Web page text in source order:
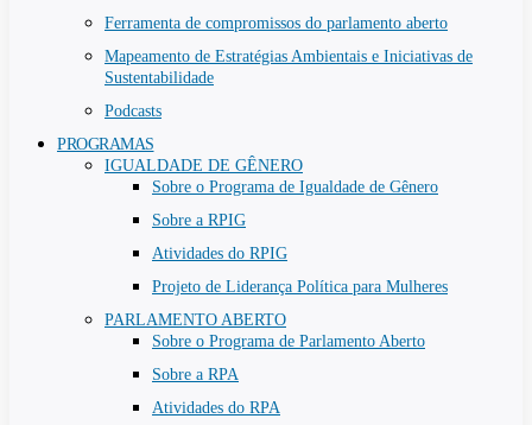
Ferramenta de compromissos do parlamento aberto
Mapeamento de Estratégias Ambientais e Iniciativas de
Sustentabilidade
Podcasts
PROGRAMAS
IGUALDADE DE GÊNERO
Sobre o Programa de Igualdade de Gênero
Sobre a RPIG
Atividades do RPIG
Projeto de Liderança Política para Mulheres
PARLAMENTO ABERTO
Sobre o Programa de Parlamento Aberto
Sobre a RPA
Atividades do RPA